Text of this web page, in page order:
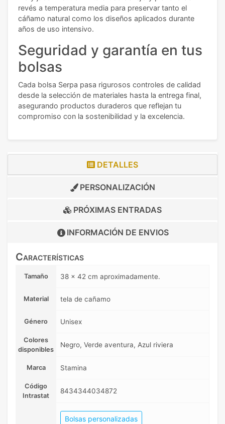
revés a temperatura media para preservar tanto el
cáñamo natural como los diseños aplicados durante
años de uso intensivo.
Seguridad y garantía en tus
bolsas
Cada bolsa Serpa pasa rigurosos controles de calidad
desde la selección de materiales hasta la entrega final,
asegurando productos duraderos que reflejan tu
compromiso con la sostenibilidad y la excelencia.
DETALLES
PERSONALIZACIÓN
PRÓXIMAS ENTRADAS
INFORMACIÓN DE ENVIOS
Características
Tamaño 38 x 42 cm aproximadamente.
Material tela de cañamo
Género Unisex
Colores
disponibles
Negro, Verde aventura, Azul riviera
Marca Stamina
Código
Intrastat
8434344034872
Bolsas personalizadas